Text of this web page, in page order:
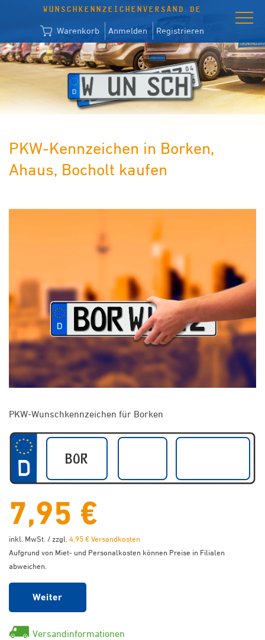
WUNSCHKENNZEICHENVERSAND.DE
Warenkorb Anmelden Registrieren
PKW-Kennzeichen in Borken,
Ahaus, Bocholt kaufen
PKW-Wunschkennzeichen für Borken
7,95 €
inkl. MwSt. / zzgl.4,95 € Versandkosten
Aufgrund von Miet- und Personalkosten können Preise in Filialen
abweichen.
Weiter
Versandinformationen